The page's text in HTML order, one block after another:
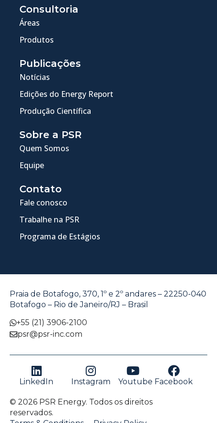
Consultoria
Áreas
Produtos
Publicações
Notícias
Edições do Energy Report
Produção Científica
Sobre a PSR
Quem Somos
Equipe
Contato
Fale conosco
Trabalhe na PSR
Programa de Estágios
Praia de Botafogo, 370, 1º e 2º andares – 22250-040
Botafogo – Rio de Janeiro/RJ – Brasil
+55 (21) 3906-2100
psr@psr-inc.com
LinkedIn Instagram Youtube Facebook
© 2026 PSR Energy. Todos os direitos
reservados.